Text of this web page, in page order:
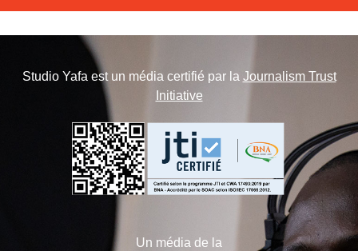
Studio Yafa est un média certifié par la Journalism Trust
Initiative
Un média de la